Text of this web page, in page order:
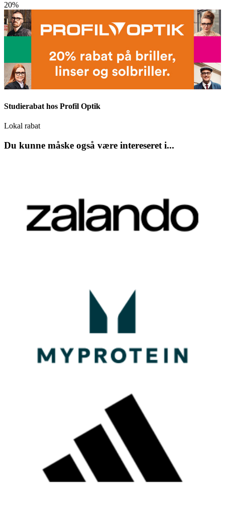
20%
Studierabat hos Profil Optik
Lokal rabat
Du kunne måske også være intereseret i...